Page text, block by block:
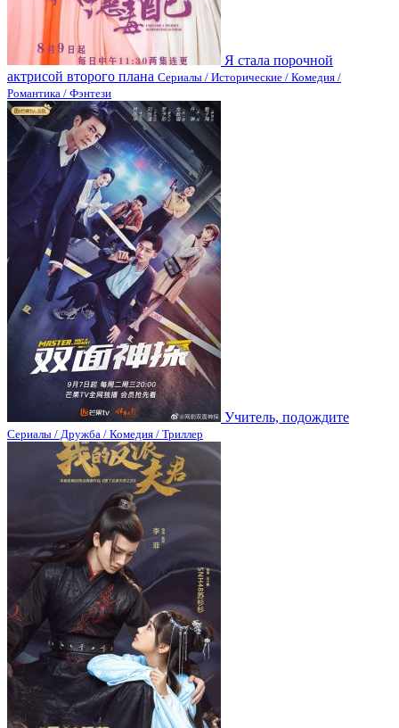
Я стала порочной
актрисой второго плана Сериалы / Исторические / Комедия /
Романтика / Фэнтези
Учитель, подождите
Сериалы / Дружба / Комедия / Триллер